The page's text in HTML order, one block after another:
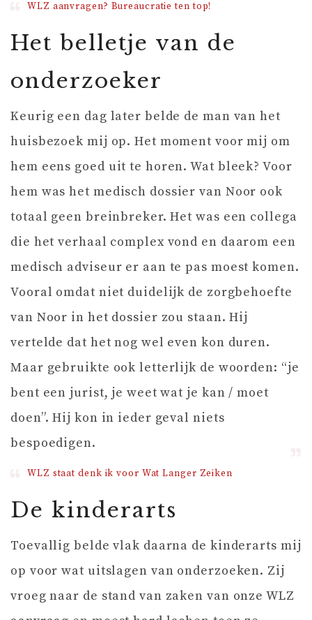
WLZ aanvragen? Bureaucratie ten top!
Het belletje van de
onderzoeker
Keurig een dag later belde de man van het
huisbezoek mij op. Het moment voor mij om
hem eens goed uit te horen. Wat bleek? Voor
hem was het medisch dossier van Noor ook
totaal geen breinbreker. Het was een collega
die het verhaal complex vond en daarom een
medisch adviseur er aan te pas moest komen.
Vooral omdat niet duidelijk de zorgbehoefte
van Noor in het dossier zou staan. Hij
vertelde dat het nog wel even kon duren.
Maar gebruikte ook letterlijk de woorden: “je
bent een jurist, je weet wat je kan / moet
doen”. Hij kon in ieder geval niets
bespoedigen.
WLZ staat denk ik voor Wat Langer Zeiken
De kinderarts
Toevallig belde vlak daarna de kinderarts mij
op voor wat uitslagen van onderzoeken. Zij
vroeg naar de stand van zaken van onze WLZ